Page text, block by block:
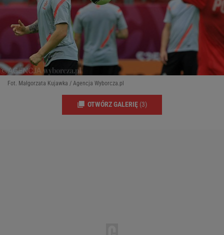
Fot. Małgorzata Kujawka / Agencja Wyborcza.pl
OTWÓRZ GALERIĘ (3)